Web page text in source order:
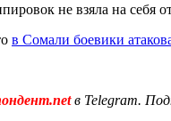
не взяла на себя
в Сомали боевики
в Telegram.